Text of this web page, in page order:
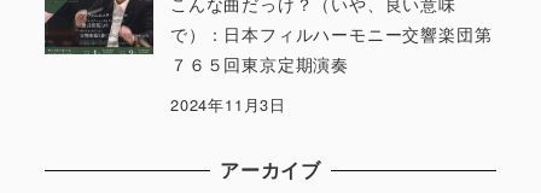
で）：日本フィルハーモニー交響楽団第
７６５回東京定期演奏
2024年11月3日
アーカイブ